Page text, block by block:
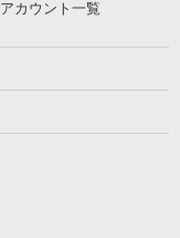
アカウント一覧